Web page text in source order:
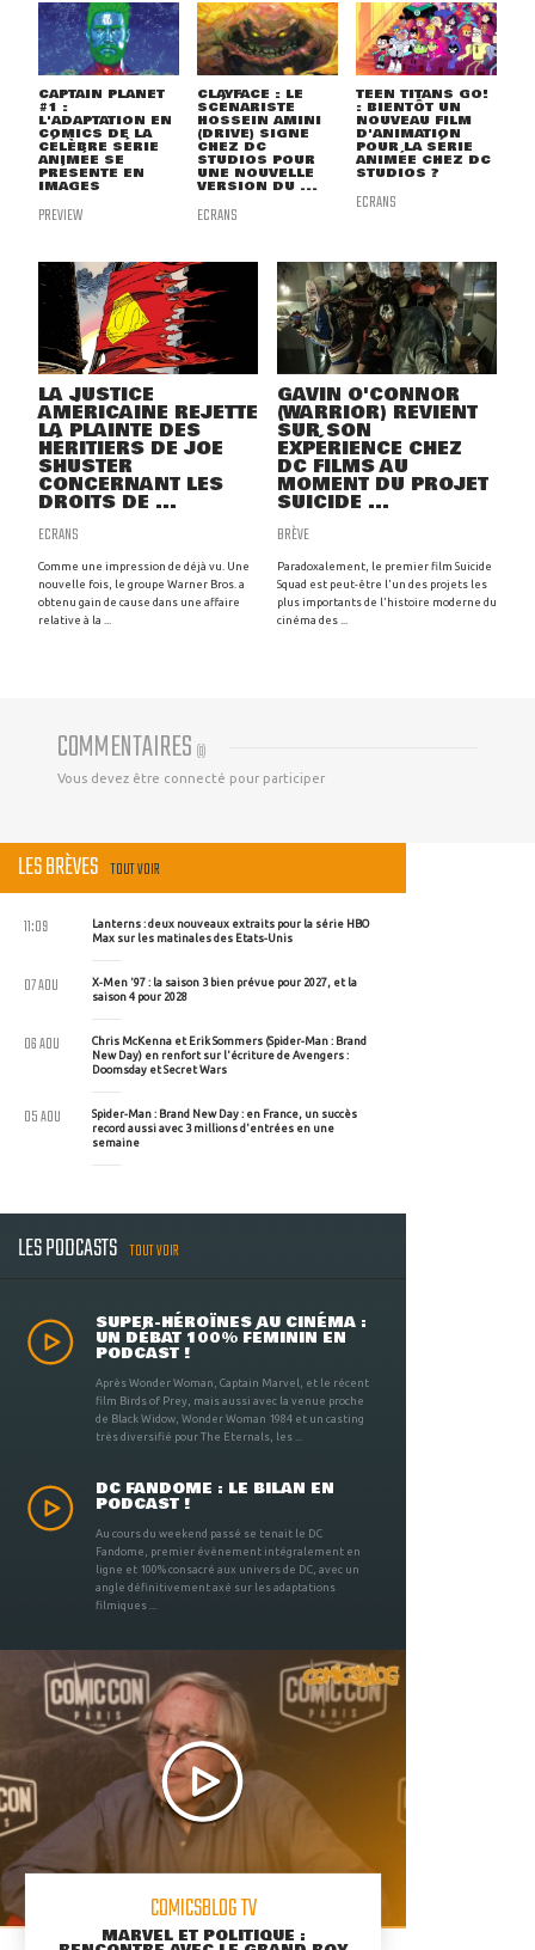
CAPTAIN PLANET
#1 :
L'ADAPTATION EN
COMICS DE LA
CÉLÈBRE SÉRIE
ANIMÉE SE
PRÉSENTE EN
IMAGES
PREVIEW
CLAYFACE : LE
SCÉNARISTE
HOSSEIN AMINI
(DRIVE) SIGNE
CHEZ DC
STUDIOS POUR
UNE NOUVELLE
VERSION DU ...
ECRANS
TEEN TITANS GO!
: BIENTÔT UN
NOUVEAU FILM
D'ANIMATION
POUR LA SÉRIE
ANIMÉE CHEZ DC
STUDIOS ?
ECRANS
LA JUSTICE
AMÉRICAINE REJETTE
LA PLAINTE DES
HÉRITIERS DE JOE
SHUSTER
CONCERNANT LES
DROITS DE ...
ECRANS
Comme une impression de déjà vu. Une
nouvelle fois, le groupe Warner Bros. a
obtenu gain de cause dans une affaire
relative à la ...
GAVIN O'CONNOR
(WARRIOR) REVIENT
SUR SON
EXPÉRIENCE CHEZ
DC FILMS AU
MOMENT DU PROJET
SUICIDE ...
BRÈVE
Paradoxalement, le premier film Suicide
Squad est peut-être l'un des projets les
plus importants de l'histoire moderne du
cinéma des ...
COMMENTAIRES (0)
Vous devez être connecté pour participer
LES BRÈVES TOUT VOIR
Lanterns : deux nouveaux extraits pour la série HBO
Max sur les matinales des Etats-Unis
11:09
X-Men '97 : la saison 3 bien prévue pour 2027, et la
saison 4 pour 2028
07 AOU
Chris McKenna et Erik Sommers (Spider-Man : Brand
New Day) en renfort sur l'écriture de Avengers :
Doomsday et Secret Wars
06 AOU
Spider-Man : Brand New Day : en France, un succès
record aussi avec 3 millions d'entrées en une
semaine
05 AOU
LES PODCASTS TOUT VOIR
SUPER-HÉROÏNES AU CINÉMA :
UN DÉBAT 100% FÉMININ EN
PODCAST !
Après Wonder Woman, Captain Marvel, et le récent
film Birds of Prey, mais aussi avec la venue proche
de Black Widow, Wonder Woman 1984 et un casting
très diversifié pour The Eternals, les ...
DC FANDOME : LE BILAN EN
PODCAST !
Au cours du weekend passé se tenait le DC
Fandome, premier évènement intégralement en
ligne et 100% consacré aux univers de DC, avec un
angle définitivement axé sur les adaptations
filmiques ...
COMICSBLOG TV
MARVEL ET POLITIQUE :